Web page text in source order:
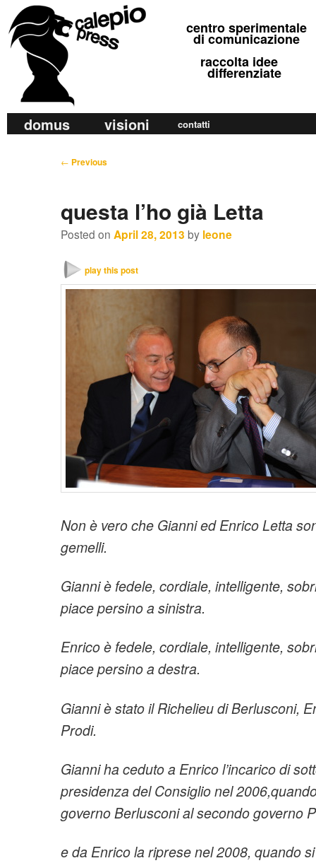
calepio press
©
centro sperimentale
di comunicazione
raccolta idee
differenziate
a
Skip
Skip
secondary
domus visioni contatti
P
t
n
v
← Previous
questa l’ho già Letta
Posted on April 28, 2013 by leone
play this post
Non è vero che Gianni ed Enrico Letta
gemelli.
Gianni è fedele, cordiale, intelligente,
piace persino a sinistra.
Enrico è fedele, cordiale, intelligente,
piace persino a destra.
Gianni è stato il Richelieu di Berlusconi,
Prodi.
Gianni ha ceduto a Enrico l’incarico di
presidenza del Consiglio nel
governo Berlusconi al secondo governo
e da Enrico la riprese nel 2008, quando